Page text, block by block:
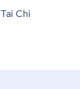
Tai Chi